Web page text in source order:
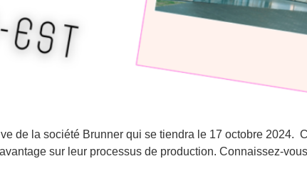
de la société Brunner qui se tiendra le 17 octobre 2024.
sur leur processus de production. Connaissez-